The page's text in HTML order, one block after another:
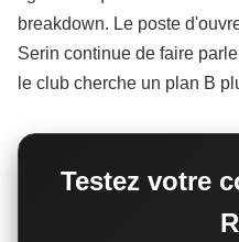
breakdown. Le poste
Serin continue de faire
le club cherche un plan B
Testez votre